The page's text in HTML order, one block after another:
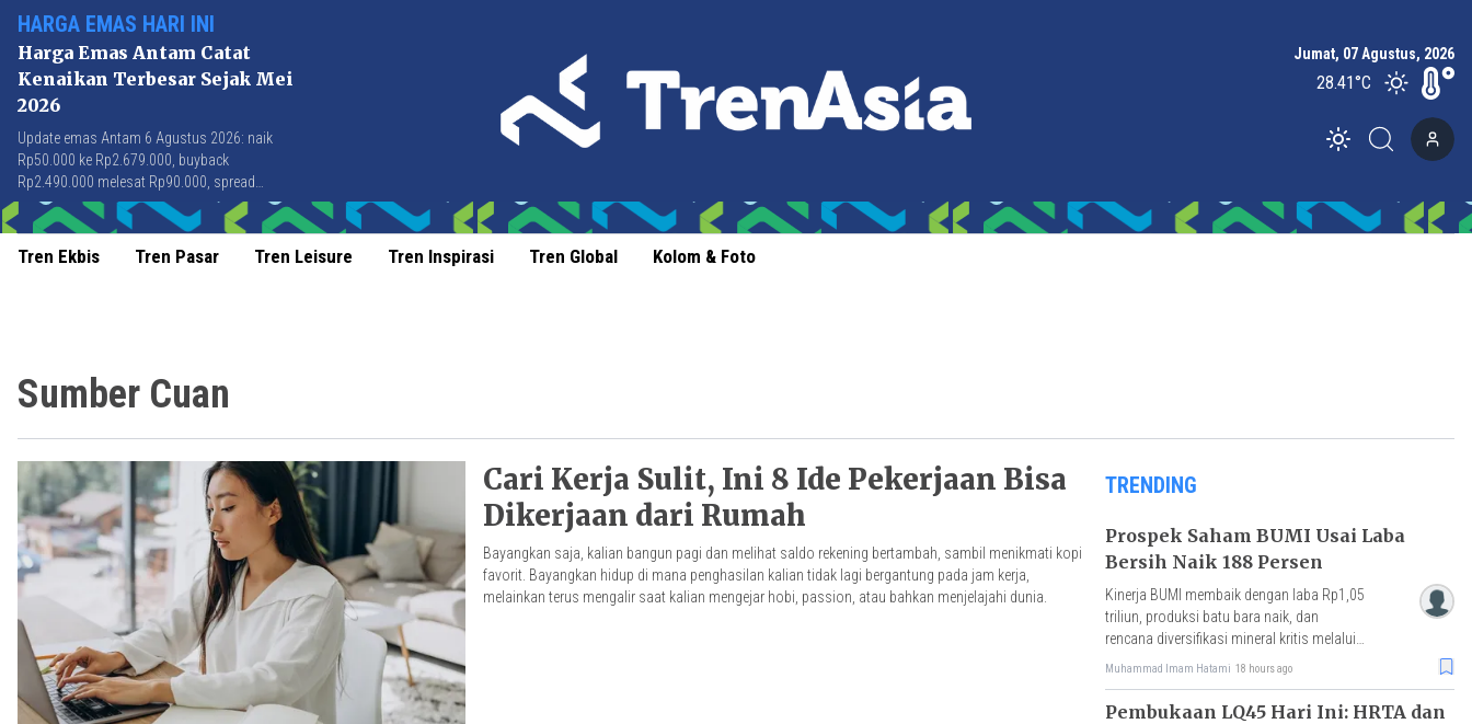
HARGA EMAS HARI INI
Harga Emas Antam Catat
Kenaikan Terbesar Sejak Mei
2026
Update emas Antam 6 Agustus 2026: naik
Rp50.000 ke Rp2.679.000, buyback
Rp2.490.000 melesat Rp90.000, spread
Rp189.000 tersempit sejak awal April 2026.
Jumat, 07 Agustus, 2026
28.41°C
Toggle theme
Tren Ekbis Tren Pasar Tren Leisure Tren Inspirasi Tren Global Kolom & Foto
Sumber Cuan
Cari Kerja Sulit, Ini 8 Ide Pekerjaan Bisa
Dikerjaan dari Rumah
Bayangkan saja, kalian bangun pagi dan melihat saldo rekening bertambah, sambil menikmati kopi
favorit. Bayangkan hidup di mana penghasilan kalian tidak lagi bergantung pada jam kerja,
melainkan terus mengalir saat kalian mengejar hobi, passion, atau bahkan menjelajahi dunia.
TRENDING
Prospek Saham BUMI Usai Laba
Bersih Naik 188 Persen
Kinerja BUMI membaik dengan laba Rp1,05
triliun, produksi batu bara naik, dan
rencana diversifikasi mineral kritis melalui
akuisisi Loyal Metals.
Muhammad Imam Hatami 18 hours ago
Pembukaan LQ45 Hari Ini: HRTA dan